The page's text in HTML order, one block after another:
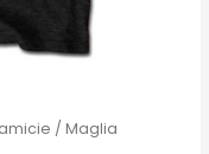
/ Maglia